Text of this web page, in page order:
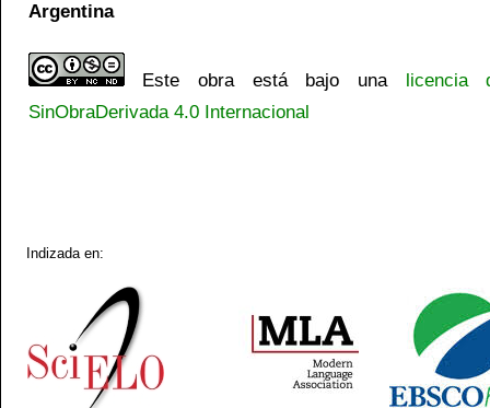
Argentina
Este obra está bajo una licencia
SinObraDerivada 4.0 Internacional
Indizada en: